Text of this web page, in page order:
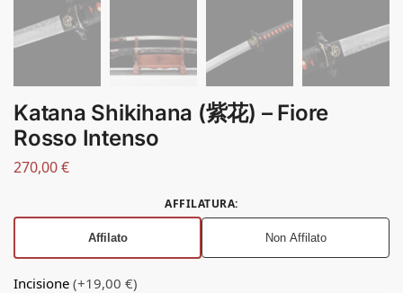
Katana Shikihana (紫花) – Fiore
Rosso Intenso
270,00€
AFFILATURA:
Affilato Non Affilato
Incisione (+19,00 €)